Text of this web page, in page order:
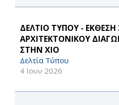
ΔΕΛΤΙΟ ΤΥΠΟΥ -
ΑΡΧΙΤΕΚΤΟΝΙΚΟΥ
ΣΤΗΝ ΧΙΟ
Δελτία Τύπου
4 Ιουν 2026